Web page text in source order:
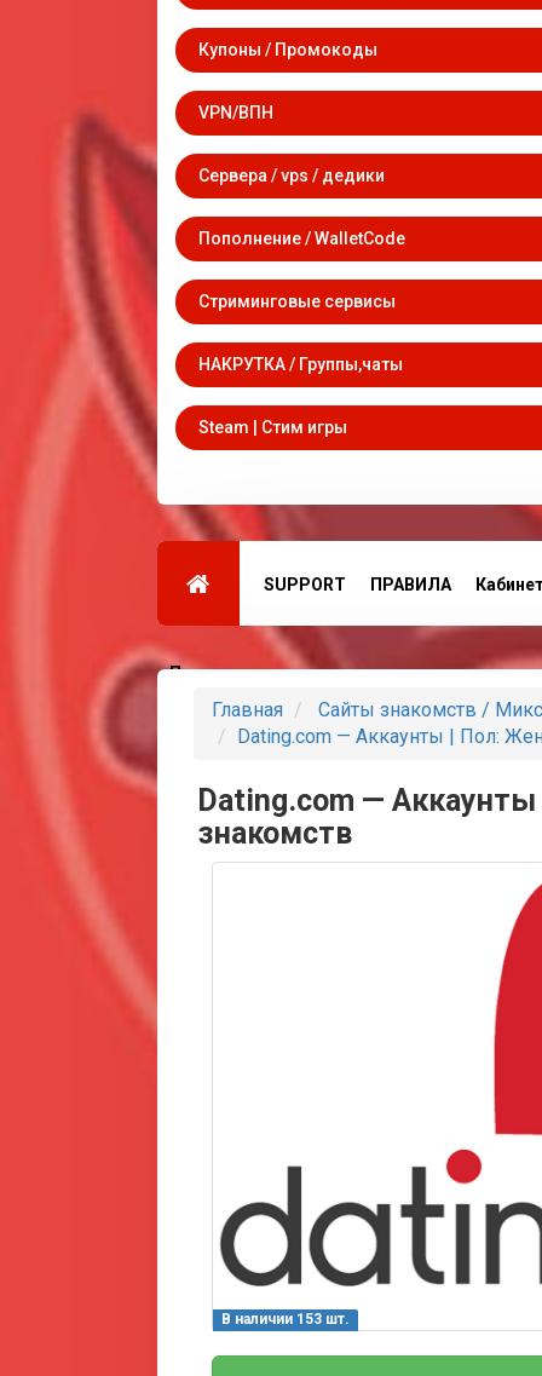
Купоны / Промокоды
VPN/ВПН
Сервера / vps / дедики
Пополнение / WalletCode
Стриминговые сервисы
НАКРУТКА / Группы,чаты
Steam | Стим игры
SUPPORT ПРАВИЛА
Партнеры
Главная
Сайты знакомств / Микс
Dating.com — Аккаунты | Пол:
Dating.com —
знакомств
В наличии 153 шт.